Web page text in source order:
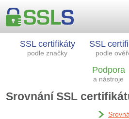
SSL certifikáty
podle značky
SSL
podle
Podpora
a nástroje
Srovnání SSL